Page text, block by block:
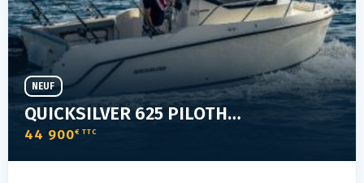
QUICKSILVER 625 PILOTHOUSE NEUF DESTOCKAGE AVEC 115 CV
44 900€ TTC
NEUF